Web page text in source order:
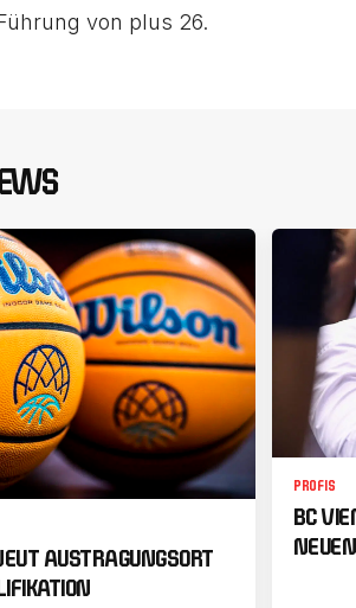
von plus 26.
AUSTRAGUNGSORT
PROFIS
BC